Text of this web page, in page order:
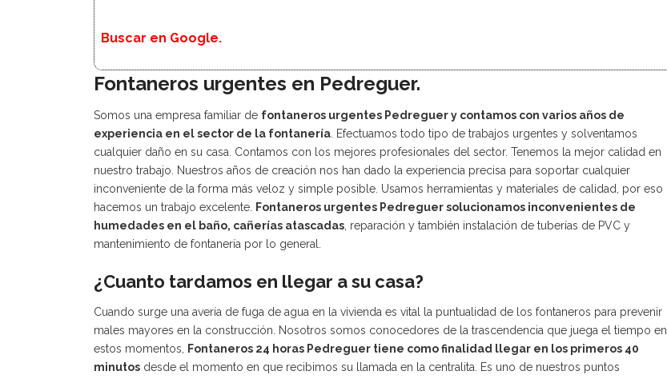
Buscar en Google.
Fontaneros urgentes en Pedreguer.
Somos una empresa familiar de fontaneros urgentes Pedreguer y contamos con varios años de
experiencia en el sector de la fontanería . Efectuamos todo tipo de trabajos urgentes y solventamos
cualquier daño en su casa. Contamos con los mejores profesionales del sector. Tenemos la mejor calidad en
nuestro trabajo. Nuestros años de creación nos han dado la experiencia precisa para soportar cualquier
inconveniente de la forma más veloz y simple posible. Usamos herramientas y materiales de calidad, por eso
hacemos un trabajo excelente.
Fontaneros urgentes Pedreguer solucionamos inconvenientes de
humedades en el baño, cañerías atascadas , reparación y también instalación de tuberías de PVC y
mantenimiento de fontanería por lo general.
¿Cuanto tardamos en llegar a su casa?
Cuando surge una avería de fuga de agua en la vivienda es vital la puntualidad de los fontaneros para prevenir
males mayores en la construcción. Nosotros somos conocedores de la trascendencia que juega el tiempo en
estos momentos,
Fontaneros 24 horas Pedreguer tiene como finalidad llegar en los primeros 40
minutos desde el momento en que recibimos su llamada en la centralita. Es uno de nuestros puntos